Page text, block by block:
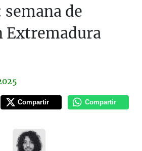
de
Extremadura
Compartir Compartir